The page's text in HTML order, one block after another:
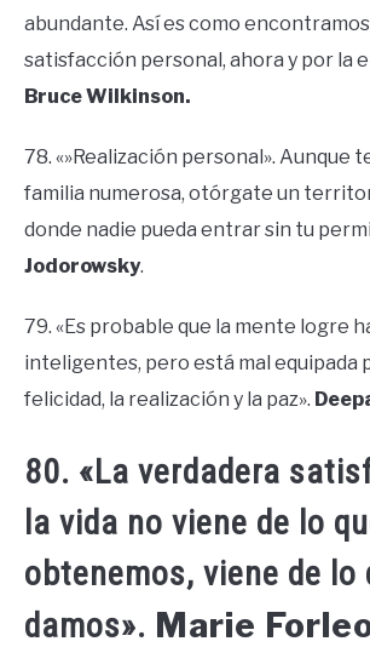
abundante. Así es como
satisfacción personal, ahora y por la
Bruce Wilkinson.
78. «»Realización personal». Aunque
familia numerosa, otórgate un
donde nadie pueda entrar sin tu
Jodorowsky.
79. «Es probable que la mente logre
inteligentes, pero está mal equipada
felicidad, la realización y la paz».
80. «La verdadera
la vida no viene de lo
obtenemos, viene de lo
damos». Marie